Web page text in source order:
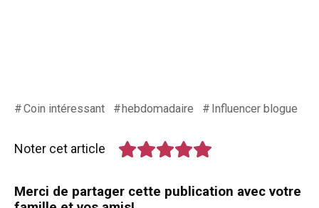
Coin intéressant hebdomadaire Influencer blogue
Noter cet article
Merci de partager cette publication avec votre